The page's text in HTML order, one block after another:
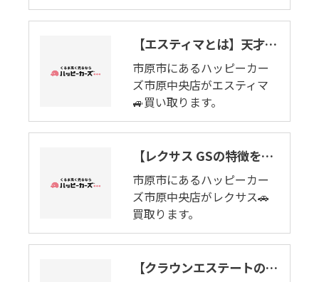
【エスティマとは】天才タマゴ。市原市にあるハッピーカーズ市原中央店が買取ります。
市原市にあるハッピーカー
ズ市原中央店がエスティマ
🚙買い取ります。
【レクサス GSの特徴を言います】FULL-THROTTLE PERFORMANCE。市原市でレクサス🚗買取ります。
市原市にあるハッピーカー
ズ市原中央店がレクサス🚗
買取ります。
【クラウンエステートの良いとこと悪いとこ】ワゴンとSUVの融合。市原市で買取ります。